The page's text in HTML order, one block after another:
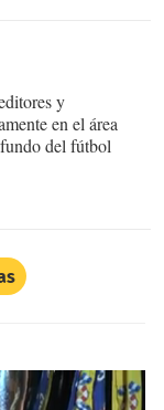
y
en el área
del fútbol